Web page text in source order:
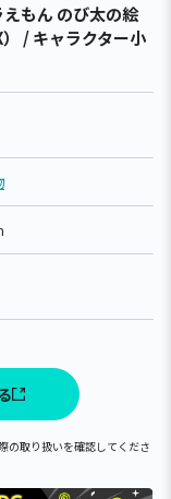
えもん のび太の絵
/ キャラクター小
の取り扱いを確認してくださ